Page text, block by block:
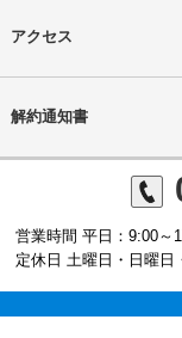
アクセス
解約通知書
営業時間 平日：9:00～
定休日 土曜日・日曜日